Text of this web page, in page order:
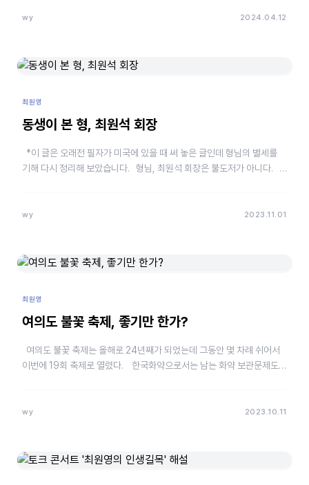
wy 2024.04.12
최원영
동생이 본 형, 최원석 회장
기해 다시 정리해 보았습니다. 형님, 최원석 회장은 불도저가 아니다.
wy 2023.11.01
최원영
여의도 불꽃 축제, 좋기만 한가?
여의도 불꽃 축제는 올해로 24년째가 되었는데 그동안 몇 차례 쉬어서
이번에 19회 축제로 열렸다. 한국화약으로서는 남는 화약 보관문제도
wy 2023.10.11